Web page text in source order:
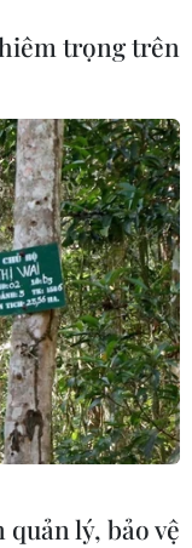
sát hại đại
Maria Zakharova
Nhĩ Kỳ Andrey
bố, vấn đề
LHQ
trọng trên
quản lý, bảo vệ